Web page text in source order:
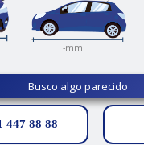
-
-mm
Busco algo parecido
447 88 88